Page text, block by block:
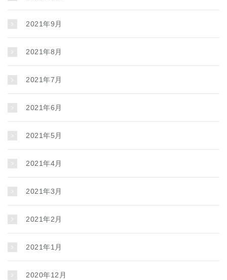
2021年9月
2021年8月
2021年7月
2021年6月
2021年5月
2021年4月
2021年3月
2021年2月
2021年1月
2020年12月